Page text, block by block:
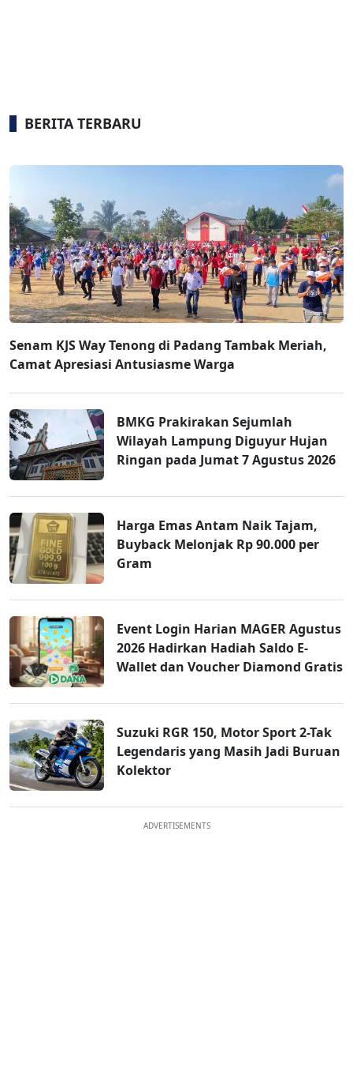
BERITA TERBARU
Senam KJS Way Tenong di Padang Tambak Meriah,
Camat Apresiasi Antusiasme Warga
BMKG Prakirakan Sejumlah
Wilayah Lampung Diguyur Hujan
Ringan pada Jumat 7 Agustus 2026
Harga Emas Antam Naik Tajam,
Buyback Melonjak Rp 90.000 per
Gram
Event Login Harian MAGER Agustus
2026 Hadirkan Hadiah Saldo E-
Wallet dan Voucher Diamond Gratis
Suzuki RGR 150, Motor Sport 2-Tak
Legendaris yang Masih Jadi Buruan
Kolektor
ADVERTISEMENTS